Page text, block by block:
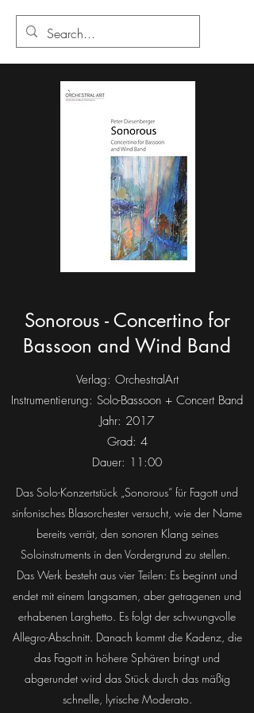
Sonorous - Concertino for
Bassoon and Wind Band
Verlag: OrchestralArt
Instrumentierung: Solo-Bassoon + Concert Band
Jahr: 2017
Grad: 4
Dauer: 11:00
Das Solo-Konzertstück „Sonorous“ für Fagott und
sinfonisches Blasorchester versucht, wie der Name
bereits verrät, den sonoren Klang seines
Soloinstruments in den Vordergrund zu stellen.
Das Werk besteht aus vier Teilen: Es beginnt und
endet mit einem langsamen, aber getragenen und
erhabenen Larghetto. Es folgt der schwungvolle
Allegro-Abschnitt. Danach kommt die Kadenz, die
das Fagott in höhere Sphären bringt und
abgerundet wird das Stück durch das mäßig
schnelle, lyrische Moderato.